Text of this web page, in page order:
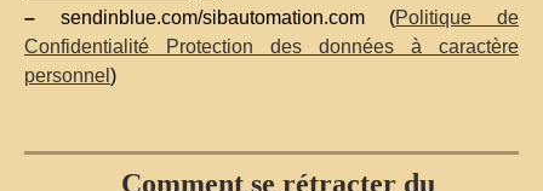
– sendinblue.com/sibautomation.com (Politique de
Confidentialité Protection des données à caractère
personnel )
Comment se rétracter du